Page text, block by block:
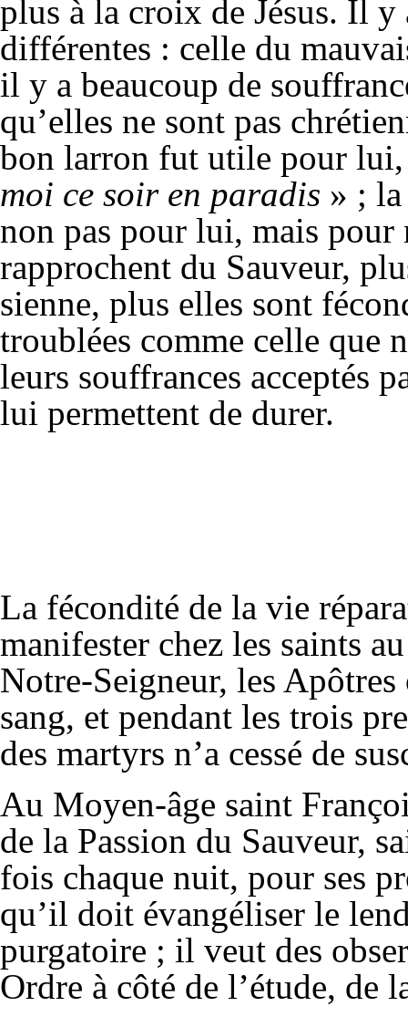
plus à la croix de Jésus. Il
différentes : celle du
il y a beaucoup de
qu’elles ne sont pas
bon larron fut utile pour
moi ce soir en paradis » ;
non pas pour lui, mais pour
rapprochent du Sauveur,
sienne, plus elles sont
troublées comme celle que
leurs souffrances acceptés
lui permettent de durer.
La fécondité de la vie
manifester chez les saints
Notre-Seigneur, les
sang, et pendant les trois
des martyrs n’a cessé de
Au Moyen-âge saint
de la Passion du Sauveur,
fois chaque nuit, pour ses
qu’il doit évangéliser le
purgatoire ; il veut des
Ordre à côté de l’étude, de